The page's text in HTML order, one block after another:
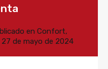
en Confort,
27 de mayo de 2024